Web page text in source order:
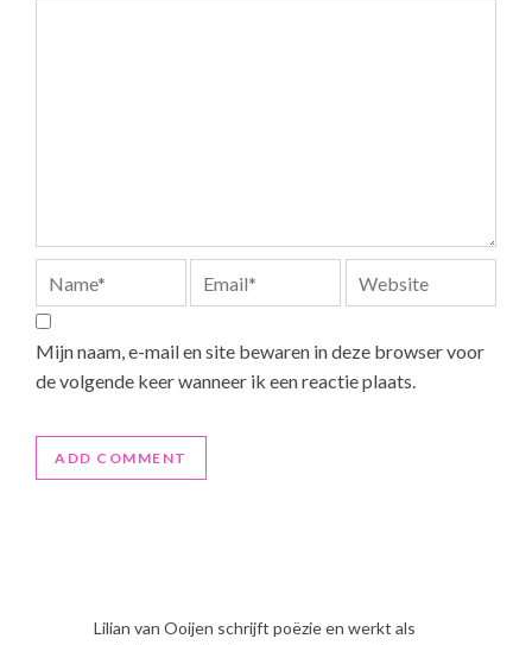
Mijn naam, e-mail en site bewaren in deze browser voor
de volgende keer wanneer ik een reactie plaats.
Lilian van Ooijen schrijft poëzie en werkt als